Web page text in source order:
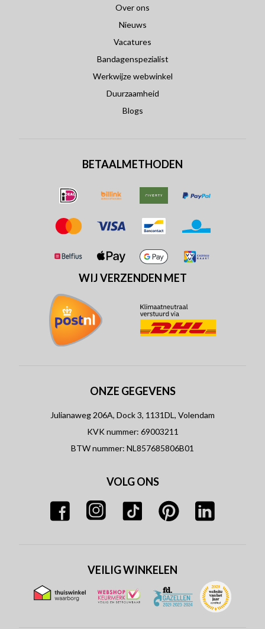
Over ons
Nieuws
Vacatures
Bandagenspezialist
Werkwijze webwinkel
Duurzaamheid
Blogs
BETAALMETHODEN
WIJ VERZENDEN MET
ONZE GEGEVENS
Julianaweg 206A, Dock 3, 1131DL, Volendam
KVK nummer: 69003211
BTW nummer: NL857685806B01
VOLG ONS
VEILIG WINKELEN